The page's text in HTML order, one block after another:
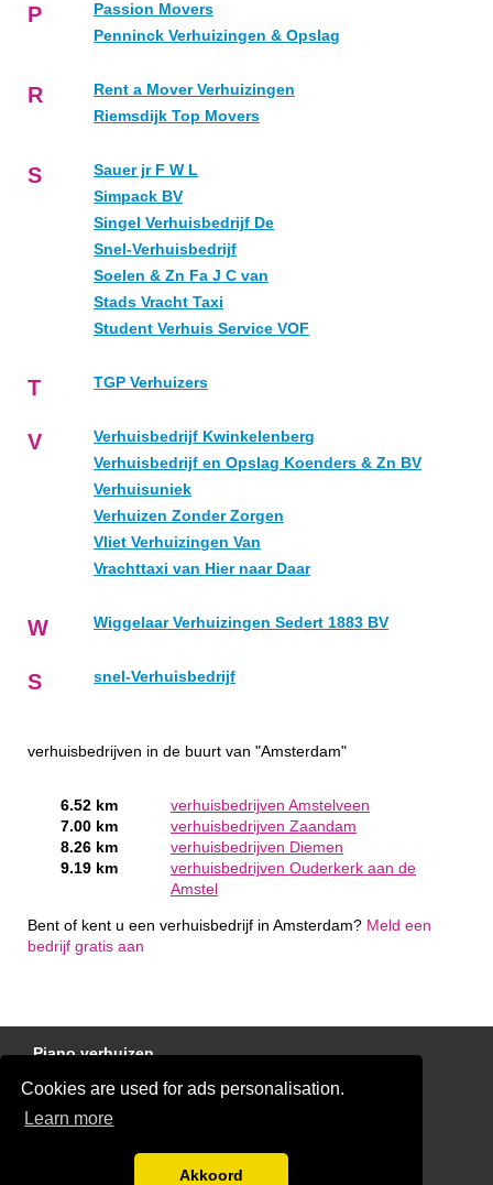
Cookies are used for ads personalisation.
Learn more
Akkoord
P
Passion Movers
Penninck Verhuizingen & Opslag
R
Rent a Mover Verhuizingen
Riemsdijk Top Movers
S
Sauer jr F W L
Simpack BV
Singel Verhuisbedrijf De
Snel-Verhuisbedrijf
Soelen & Zn Fa J C van
Stads Vracht Taxi
Student Verhuis Service VOF
T TGP Verhuizers
V
Verhuisbedrijf Kwinkelenberg
Verhuisbedrijf en Opslag Koenders & Zn BV
Verhuisuniek
Verhuizen Zonder Zorgen
Vliet Verhuizingen Van
Vrachttaxi van Hier naar Daar
W Wiggelaar Verhuizingen Sedert 1883 BV
S snel-Verhuisbedrijf
verhuisbedrijven in de buurt van "Amsterdam"
6.52 km
verhuisbedrijven Amstelveen
7.00 km
verhuisbedrijven Zaandam
8.26 km
verhuisbedrijven Diemen
9.19 km
verhuisbedrijven Ouderkerk aan de
Amstel
Bent of kent u een verhuisbedrijf in Amsterdam? Meld een
bedrijf gratis aan
Piano verhuizen
Gratis Verhuis Offertes Vergelijken
Disclaimer